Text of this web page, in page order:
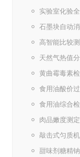
实验室化验
石墨块自动
高智能比较
天然气热值
黄曲霉毒素
食用油酸价
食用油综合
肉品嫩度测
敲击式匀质机
甜味剂糖精